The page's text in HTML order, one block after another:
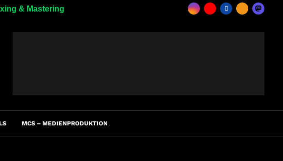
& Mastering
MCS – MEDIENPRODUKTION